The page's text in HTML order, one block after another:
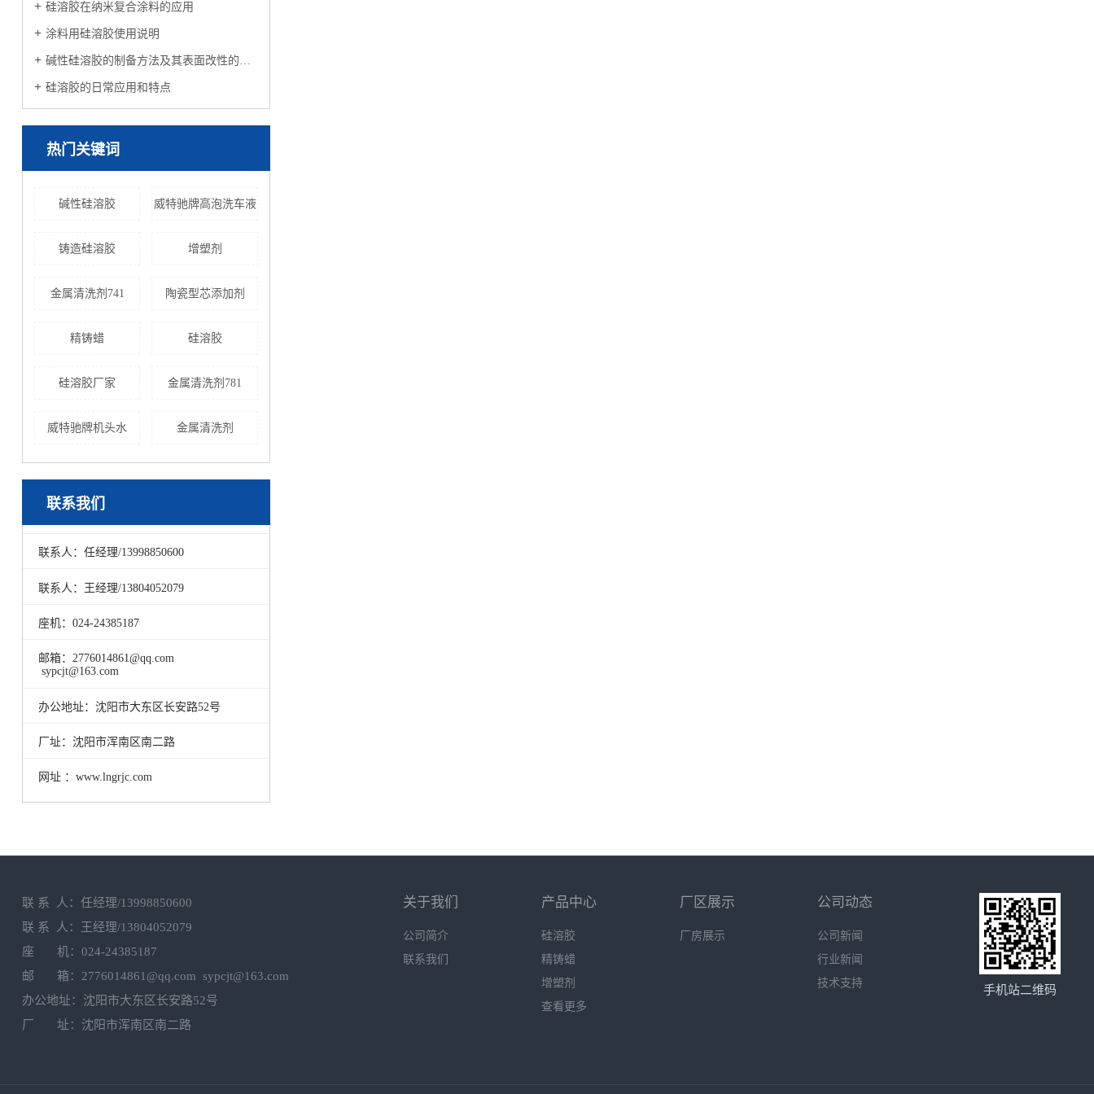
硅溶胶在纳米复合涂料的应用
涂料用硅溶胶使用说明
碱性硅溶胶的制备方法及其表面改性的制作方法
硅溶胶的日常应用和特点
热门关键词
碱性硅溶胶 威特驰牌高泡洗车液
铸造硅溶胶 增塑剂
金属清洗剂741 陶瓷型芯添加剂
精铸蜡 硅溶胶
硅溶胶厂家 金属清洗剂781
威特驰牌机头水 金属清洗剂
联系我们
联系人：任经理/13998850600
联系人：王经理/13804052079
座机：024-24385187
邮箱：2776014861@qq.com
sypcjt@163.com
办公地址：沈阳市大东区长安路52号
厂址：沈阳市浑南区南二路
网址 ：www.lngrjc.com
联 系 人：任经理/13998850600
联 系 人：王经理/13804052079
座 机：024-24385187
邮 箱：2776014861@qq.com sypcjt@163.com
办公地址：沈阳市大东区长安路52号
厂 址：沈阳市浑南区南二路
关于我们
公司简介
联系我们
产品中心
硅溶胶
精铸蜡
增塑剂
查看更多
厂区展示
厂房展示
公司动态
公司新闻
行业新闻
技术支持
手机站二维码